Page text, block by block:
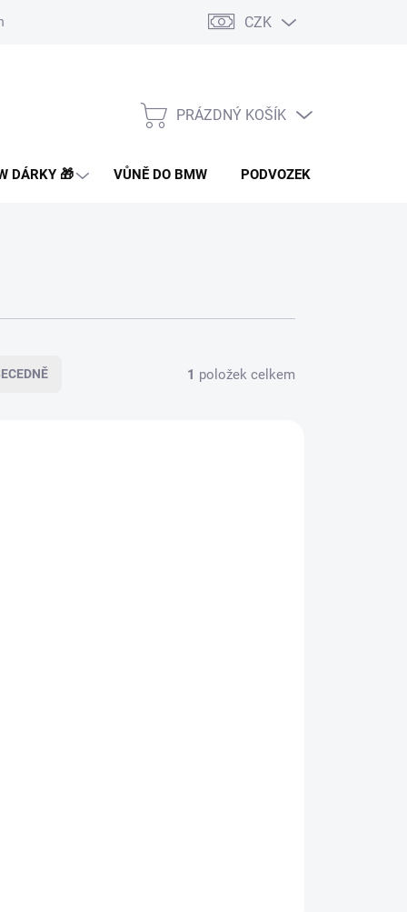
Montáž a instalace dílů
CZK
NÁKUPNÍ
PRÁZDNÝ KOŠÍK
DÁRKY 🎁 VŮNĚ DO BMW PODVOZEK PRO BMW
1 položek celkem